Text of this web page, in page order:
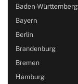
Baden-Württemberg
Bayern
Berlin
Brandenburg
Bremen
Hamburg